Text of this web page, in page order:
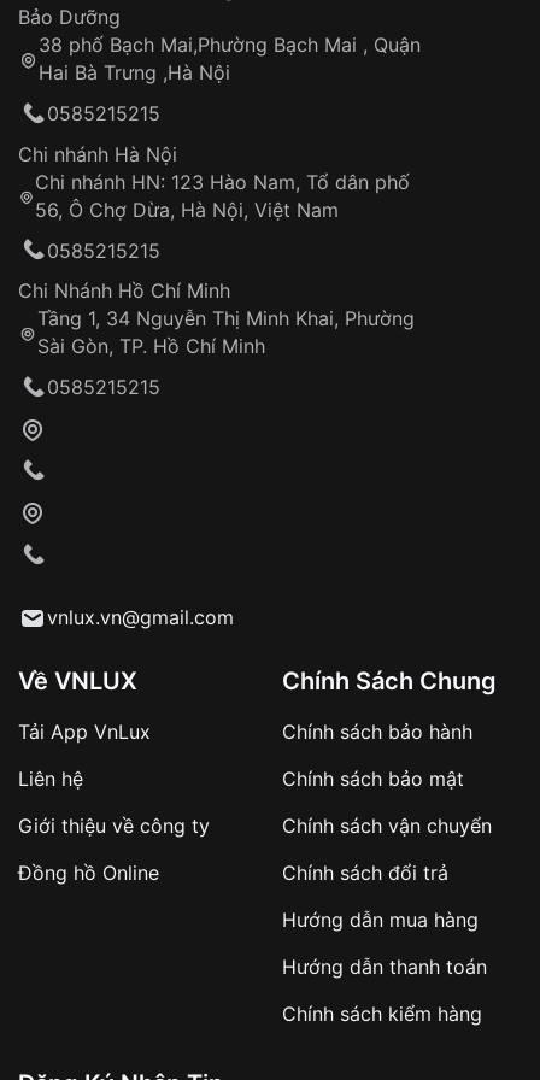
Thời gian tính từ khi xác nhận đơn hàng thành
công
Hotline: 0585 215 215
Từ khóa SEO:
Khách hàng kiểm tra và thanh toán trực tiếp
Từ khóa SEO:
sản phẩm đặc biệt
Khách hàng cần
đặt cọc trước 10% giá trị đơn
hàng
Số tiền còn lại thanh toán khi nhận hàng hoặc
✔️ Hạn chế tình trạng hủy đơn không mong
Sản phẩm đã bị:
Tự ý sửa chữa
thống VNLUX
Đảm bảo quyền lợi khách hàng
Đồng hành cùng khách hàng trong suốt quá
trình sử dụng
Bảo Dưỡng
38 phố Bạch Mai,Phường Bạch Mai , Quận
Hai Bà Trưng ,Hà Nội
0585215215
Chi nhánh Hà Nội
Chi nhánh HN: 123 Hào Nam, Tổ dân phố
56, Ô Chợ Dừa, Hà Nội, Việt Nam
0585215215
Chi Nhánh Hồ Chí Minh
Tầng 1, 34 Nguyễn Thị Minh Khai, Phường
Sài Gòn, TP. Hồ Chí Minh
0585215215
vnlux.vn@gmail.com
Về VNLUX
Tải App VnLux
Liên hệ
Giới thiệu về công ty
Đồng hồ Online
Chính Sách Chung
Chính sách bảo hành
Chính sách bảo mật
Chính sách vận chuyển
Chính sách đổi trả
Hướng dẫn mua hàng
Hướng dẫn thanh toán
Chính sách kiểm hàng